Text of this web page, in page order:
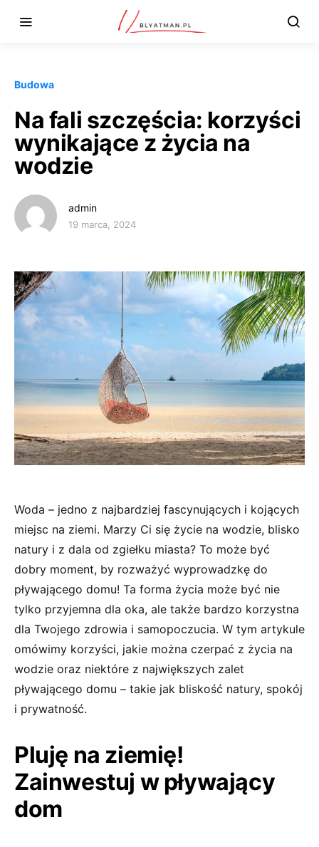
Budowa
Na fali szczęścia: korzyści
wynikające z życia na
wodzie
admin
19 marca, 2024
Woda – jedno z najbardziej fascynujących i kojących
miejsc na ziemi. Marzy Ci się życie na wodzie, blisko
natury i z dala od zgiełku miasta? To może być
dobry moment, by rozważyć wyprowadzkę do
pływającego domu! Ta forma życia może być nie
tylko przyjemna dla oka, ale także bardzo korzystna
dla Twojego zdrowia i samopoczucia. W tym artykule
omówimy korzyści, jakie można czerpać z życia na
wodzie oraz niektóre z największych zalet
pływającego domu – takie jak bliskość natury, spokój
i prywatność.
Pluję na ziemię!
Zainwestuj w pływający
dom